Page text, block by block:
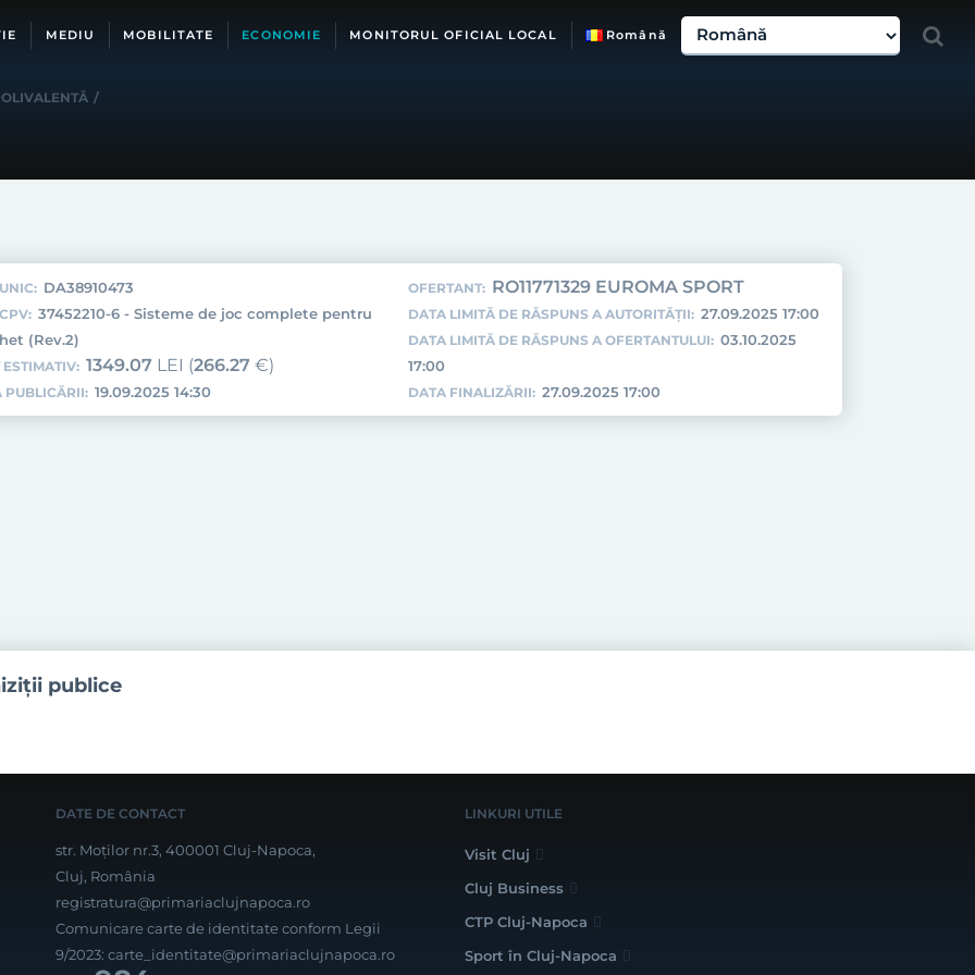
MEDIU MOBILITATE ECONOMIE MONITORUL OFICIAL LOCAL Română
/
DA38910473
37452210-6 - Sisteme de joc complete pentru
(Rev.2)
ESTIMATIV: 1349.07 LEI (266.27 €)
PUBLICĂRII: 19.09.2025 14:30
OFERTANT: RO11771329 EUROMA SPORT
DATA LIMITĂ DE RĂSPUNS A AUTORITĂȚII: 27.09.2025 17:00
DATA LIMITĂ DE RĂSPUNS A OFERTANTULUI: 03.10.2025
17:00
DATA FINALIZĂRII: 27.09.2025 17:00
publice
DATE DE CONTACT
str. Moților nr.3, 400001 Cluj-Napoca,
Cluj, România
registratura@primariaclujnapoca.ro
Comunicare carte de identitate conform Legii
9/2023: carte_identitate@primariaclujnapoca.ro
LINKURI UTILE
Visit Cluj
Cluj Business
CTP Cluj-Napoca
Sport în Cluj-Napoca